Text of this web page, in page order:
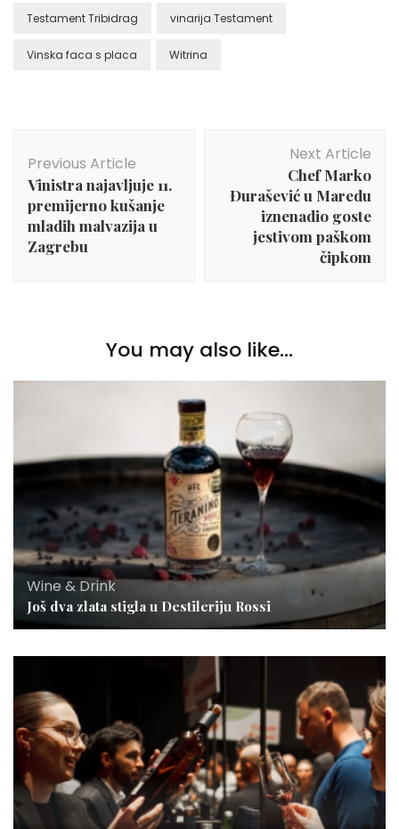
Testament Tribidrag vinarija Testament
Vinska faca s placa Witrina
Navigation
Previous Article
Vinistra najavljuje 11.
premijerno kušanje
mladih malvazija u
Zagrebu
Next Article
Chef Marko
Đurašević u Maredu
iznenadio goste
jestivom paškom
čipkom
You may also like...
Wine & Drink
Još dva zlata stigla u Destileriju Rossi